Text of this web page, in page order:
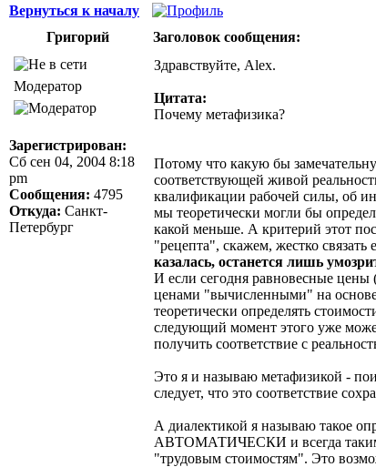
Вернуться к началу
Григорий
Заголовок сообщения:
Модератор
Зарегистрирован:
Сб сен 04, 2004 8:18
pm
Сообщения: 4795
Откуда: Санкт-
Петербург
Здравствуйте, Alex.
Цитата:
Почему метафизика?
Потому что какую бы
соответствующей живой
квалификации рабочей силы, об
мы теоретически могли бы
какой меньше. А критерий этот
"рецепта", скажем, жестко
казалась, останется лишь
И если сегодня равновесные
ценами "вычисленными" на основе
теоретически определять
следующий момент этого уже
получить соответствие с
Это я и называю метафизикой -
следует, что это соответствие
А диалектикой я называю такое
АВТОМАТИЧЕСКИ и всегда таким
"трудовым стоимостям". Это